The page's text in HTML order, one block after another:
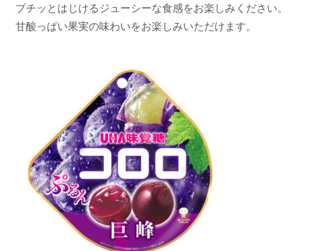
プチッとはじけるジューシーな食感をお楽しみください。
甘酸っぱい果実の味わいをお楽しみいただけます。